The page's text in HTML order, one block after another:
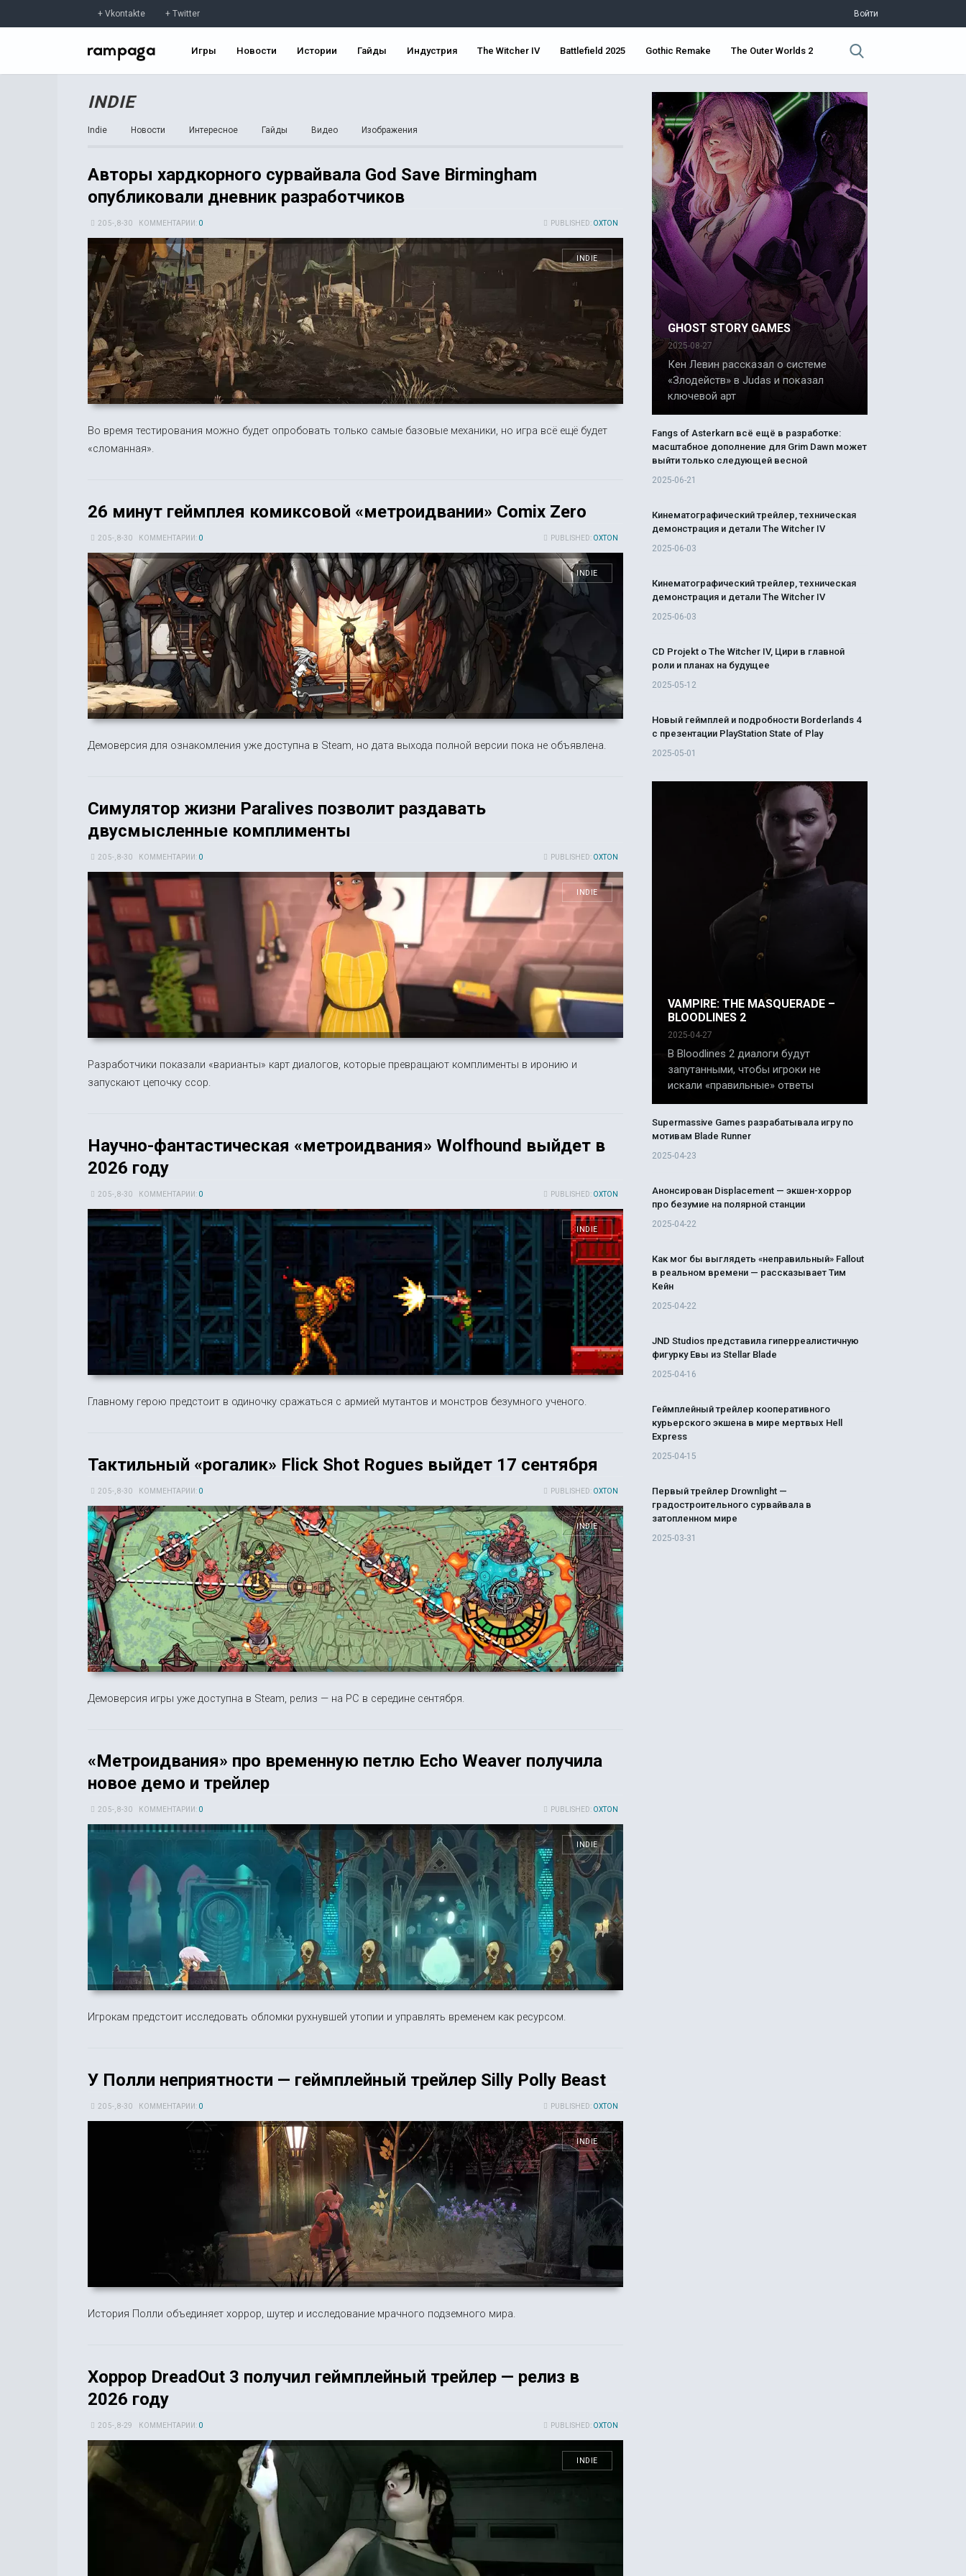
Vkontakte Twitter Войти
Игры Новости Истории Гайды Индустрия The Witcher IV Battlefield 2025 Gothic Remake The Outer Worlds 2
INDIE
Indie Новости Интересное Гайды Видео Изображения
Авторы хардкорного сурвайвала God Save Birmingham
опубликовали дневник разработчиков
PUBLISHED: OXTON
20 5-, 8-30 КОММЕНТАРИИ: 0
INDIE
Во время тестирования можно будет опробовать только самые базовые механики, но игра всё ещё будет
«сломанная».
26 минут геймплея комиксовой «метроидвании» Comix Zero
PUBLISHED: OXTON
20 5-, 8-30 КОММЕНТАРИИ: 0
INDIE
Демоверсия для ознакомления уже доступна в Steam, но дата выхода полной версии пока не объявлена.
Симулятор жизни Paralives позволит раздавать
двусмысленные комплименты
PUBLISHED: OXTON
20 5-, 8-30 КОММЕНТАРИИ: 0
INDIE
Разработчики показали «варианты» карт диалогов, которые превращают комплименты в иронию и
запускают цепочку ссор.
Научно-фантастическая «метроидвания» Wolfhound выйдет в
2026 году
PUBLISHED: OXTON
20 5-, 8-30 КОММЕНТАРИИ: 0
INDIE
Главному герою предстоит в одиночку сражаться с армией мутантов и монстров безумного ученого.
Тактильный «рогалик» Flick Shot Rogues выйдет 17 сентября
PUBLISHED: OXTON
20 5-, 8-30 КОММЕНТАРИИ: 0
INDIE
Демоверсия игры уже доступна в Steam, релиз — на PC в середине сентября.
«Метроидвания» про временную петлю Echo Weaver получила
новое демо и трейлер
PUBLISHED: OXTON
20 5-, 8-30 КОММЕНТАРИИ: 0
INDIE
Игрокам предстоит исследовать обломки рухнувшей утопии и управлять временем как ресурсом.
У Полли неприятности — геймплейный трейлер Silly Polly Beast
PUBLISHED: OXTON
20 5-, 8-30 КОММЕНТАРИИ: 0
INDIE
История Полли объединяет хоррор, шутер и исследование мрачного подземного мира.
Хоррор DreadOut 3 получил геймплейный трейлер — релиз в
2026 году
PUBLISHED: OXTON
20 5-, 8-29 КОММЕНТАРИИ: 0
INDIE
GHOST STORY GAMES
2025-08-27
Кен Левин рассказал о системе
«Злодейств» в Judas и показал
ключевой арт
Fangs of Asterkarn всё ещё в разработке:
масштабное дополнение для Grim Dawn может
выйти только следующей весной
2025-06-21
Кинематографический трейлер, техническая
демонстрация и детали The Witcher IV
2025-06-03
Кинематографический трейлер, техническая
демонстрация и детали The Witcher IV
2025-06-03
CD Projekt о The Witcher IV, Цири в главной
роли и планах на будущее
2025-05-12
Новый геймплей и подробности Borderlands 4
с презентации PlayStation State of Play
2025-05-01
VAMPIRE: THE MASQUERADE –
BLOODLINES 2
2025-04-27
В Bloodlines 2 диалоги будут
запутанными, чтобы игроки не
искали «правильные» ответы
Supermassive Games разрабатывала игру по
мотивам Blade Runner
2025-04-23
Анонсирован Displacement — экшен-хоррор
про безумие на полярной станции
2025-04-22
Как мог бы выглядеть «неправильный» Fallout
в реальном времени — рассказывает Тим
Кейн
2025-04-22
JND Studios представила гиперреалистичную
фигурку Евы из Stellar Blade
2025-04-16
Геймплейный трейлер кооперативного
курьерского экшена в мире мертвых Hell
Express
2025-04-15
Первый трейлер Drownlight —
градостроительного сурвайвала в
затопленном мире
2025-03-31